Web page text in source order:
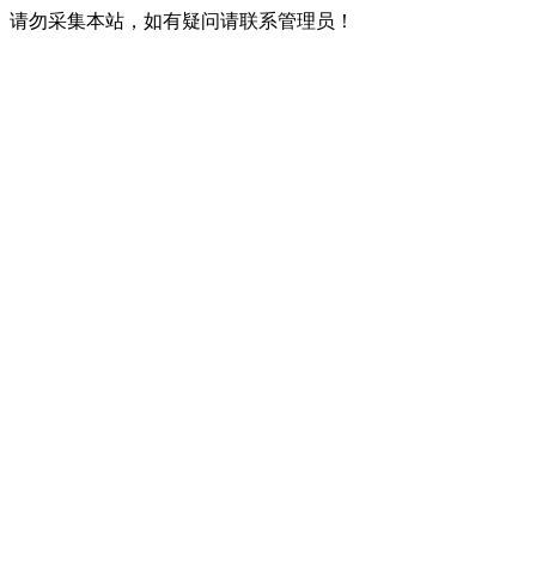
请勿采集本站，如有疑问请联系管理员！